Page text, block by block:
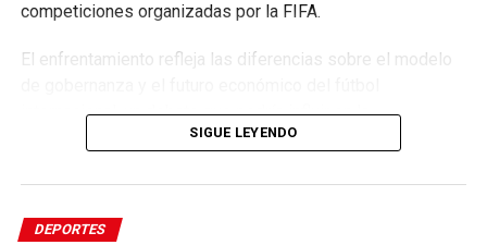
competiciones organizadas por la FIFA.
El enfrentamiento refleja las diferencias sobre el modelo
internacional, un debate que podría influir en la
organización de los próximos torneos.
Tags: #EnfoqueNow #JimmyPizarro #FIFA #UEFA
SIGUE LEYENDO
DEPORTES